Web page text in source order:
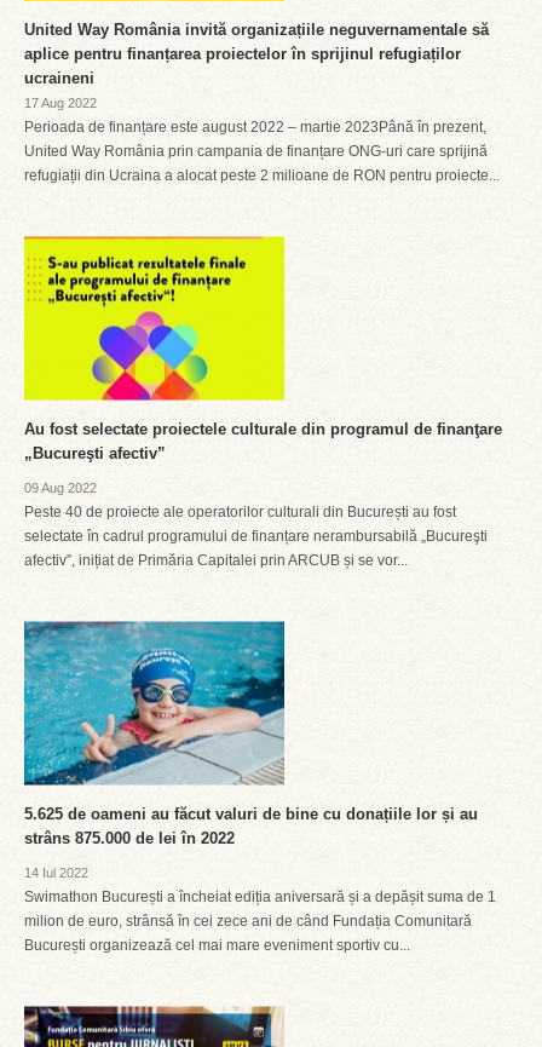
United Way România invită organizațiile neguvernamentale să
aplice pentru finanțarea proiectelor în sprijinul refugiaților
ucraineni
17 Aug 2022
Perioada de finanțare este august 2022 – martie 2023Până în prezent,
United Way România prin campania de finanțare ONG-uri care sprijină
refugiații din Ucraina a alocat peste 2 milioane de RON pentru proiecte...
Au fost selectate proiectele culturale din programul de finanţare
„Bucureşti afectiv”
09 Aug 2022
Peste 40 de proiecte ale operatorilor culturali din București au fost
selectate în cadrul programului de finanțare nerambursabilă „Bucureşti
afectiv”, inițiat de Primăria Capitalei prin ARCUB și se vor...
5.625 de oameni au făcut valuri de bine cu donațiile lor și au
strâns 875.000 de lei în 2022
14 Iul 2022
Swimathon București a încheiat ediția aniversară și a depășit suma de 1
milion de euro, strânsă în cei zece ani de când Fundația Comunitară
București organizează cel mai mare eveniment sportiv cu...